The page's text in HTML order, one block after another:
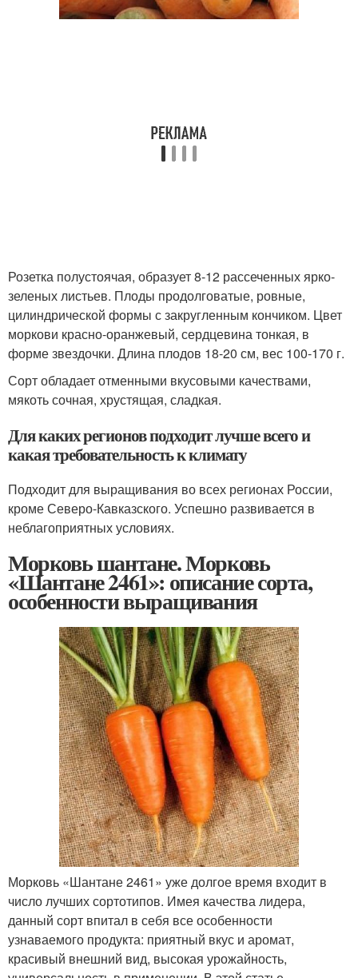
Розетка полустоячая, образует 8-12 рассеченных ярко-
зеленых листьев. Плоды продолговатые, ровные,
цилиндрической формы с закругленным кончиком. Цвет
моркови красно-оранжевый, сердцевина тонкая, в
форме звездочки. Длина плодов 18-20 см, вес 100-170 г.
Сорт обладает отменными вкусовыми качествами,
мякоть сочная, хрустящая, сладкая.
Для каких регионов подходит лучше всего и
какая требовательность к климату
Подходит для выращивания во всех регионах России,
кроме Северо-Кавказского. Успешно развивается в
неблагоприятных условиях.
Морковь шантане. Морковь
«Шантане 2461»: описание сорта,
особенности выращивания
Морковь «Шантане 2461» уже долгое время входит в
число лучших сортотипов. Имея качества лидера,
данный сорт впитал в себя все особенности
узнаваемого продукта: приятный вкус и аромат,
красивый внешний вид, высокая урожайность,